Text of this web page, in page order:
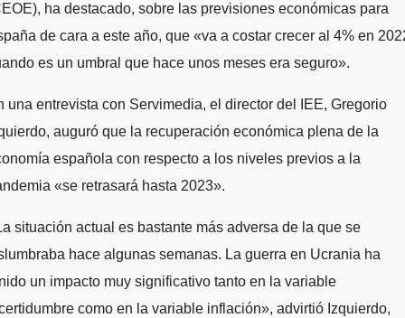
ha destacado, sobre las previsiones económicas para
de cara a este año, que «va a costar crecer al 4% en
es un umbral que hace unos meses era seguro».
una entrevista con Servimedia, el director del IEE, Gregorio
auguró que la recuperación económica plena de la
española con respecto a los niveles previos a la
«se retrasará hasta 2023».
situación actual es bastante más adversa de la que se
hace algunas semanas. La guerra en Ucrania ha
un impacto muy significativo tanto en la variable
como en la variable inflación», advirtió Izquierdo,